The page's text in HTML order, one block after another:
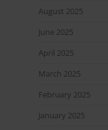
August 2025
June 2025
April 2025
March 2025
February 2025
January 2025